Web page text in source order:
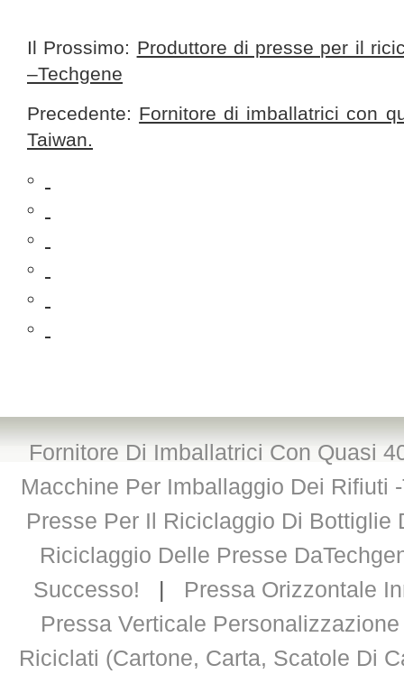
Il Prossimo: Produttore di presse per il
–Techgene
Precedente: Fornitore di imballatrici con
Taiwan.
Fornitore Di Imballatrici Con Quasi
Macchine Per Imballaggio Dei Rifiuti
Presse Per Il Riciclaggio Di Bottiglie
Riciclaggio Delle Presse
Successo! | Pressa Orizzontale
Pressa Verticale Personalizzazione
Riciclati (cartone, Carta, Scatole Di